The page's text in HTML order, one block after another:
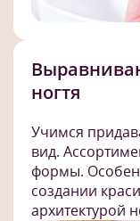
ногтя
Учимся
вид.
формы.
создании
архитектурой